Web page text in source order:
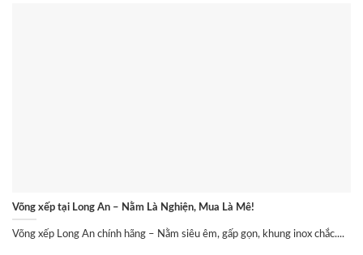
Võng xếp tại Long An – Nằm Là Nghiện, Mua Là Mê!
Võng xếp Long An chính hãng – Nằm siêu êm, gấp gọn, khung inox chắc....